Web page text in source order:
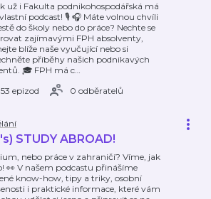
už i Fakulta podnikohospodářská má
podcast! 🎙 🎧 Máte volnou chvíli
do školy nebo do práce? Nechte se
zajímavými FPH absolventy,
blíže naše vyučující nebo si
příběhy našich podnikavých
🎓 FPH má c…
53 epizod
0 odběratelů
STUDY ABROAD!
nebo práce v zahraničí? Víme, jak
👀 V našem podcastu přinášíme
know-how, tipy a triky, osobní
i praktické informace, které vám